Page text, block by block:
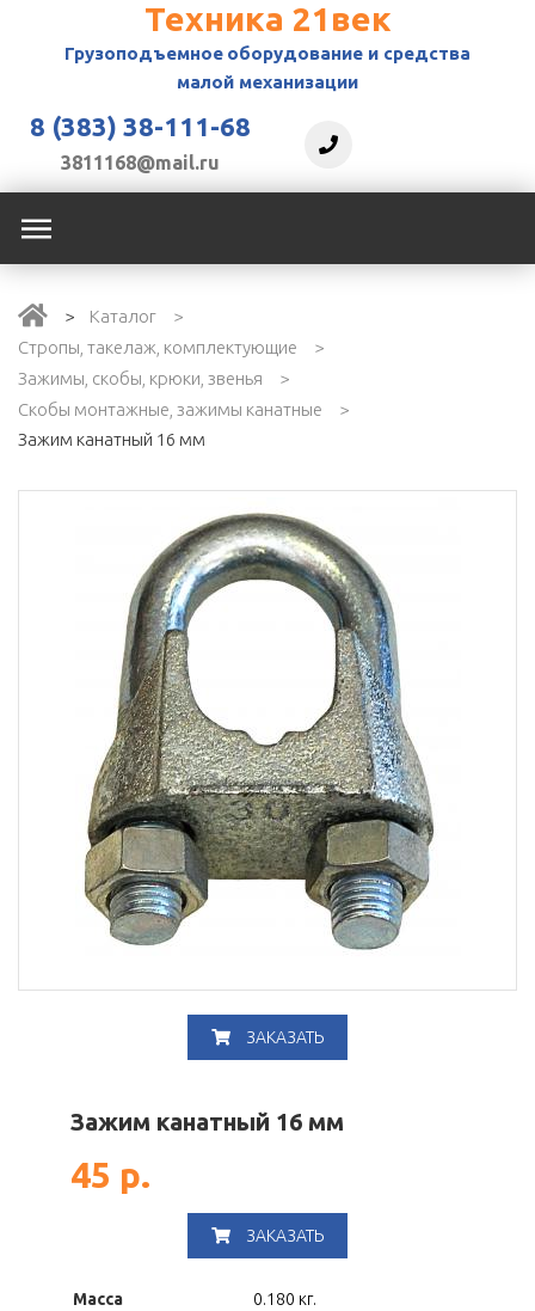
Техника 21век
Грузоподъемное оборудование и средства
малой механизации
8 (383) 38-111-68
3811168@mail.ru
Каталог
Стропы, такелаж, комплектующие
Зажимы, скобы, крюки, звенья
Скобы монтажные, зажимы канатные
Зажим канатный 16 мм
ЗАКАЗАТЬ
Зажим канатный 16 мм
45 р.
ЗАКАЗАТЬ
Масса 0.180 кг.